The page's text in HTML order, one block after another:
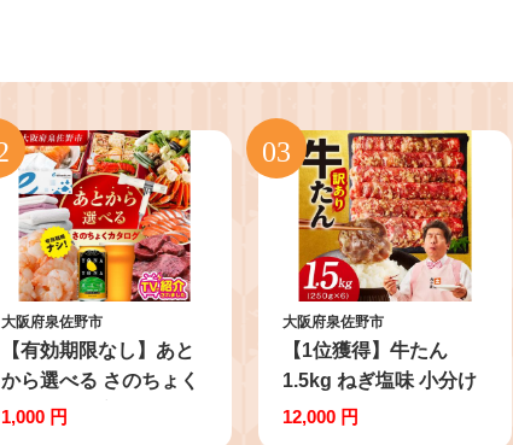
大阪府泉佐野市
【有効期限なし】あと
から選べる さのちょく
カタログ（寄附1,000円
1,000 円
大阪府泉佐野市
【1位獲得】牛たん
1.5kg ねぎ塩味 小分け
250g×6【成型 牛タン
12,000 円